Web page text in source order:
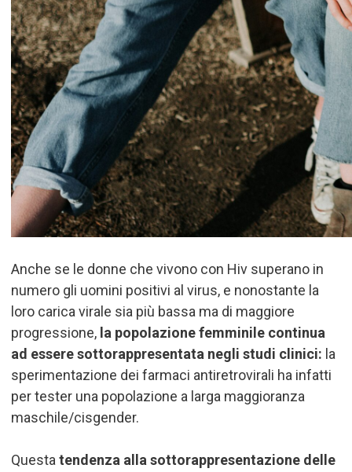
Anche se le donne che vivono con Hiv superano in
numero gli uomini positivi al virus, e nonostante la
loro carica virale sia più bassa ma di maggiore
progressione,la popolazione femminile continua
ad essere sottorappresentata negli studi clinici: la
sperimentazione dei farmaci antiretrovirali ha infatti
per tester una popolazione a larga maggioranza
maschile/cisgender.
Questa tendenza alla sottorappresentazione delle